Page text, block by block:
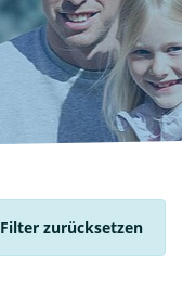
Filter zurücksetzen